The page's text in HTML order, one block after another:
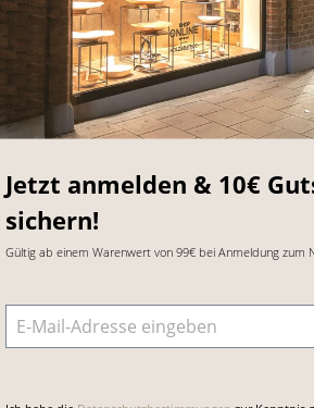
Jetzt anmelden & 10€
sichern!
Gültig ab einem Warenwert von 99€ bei Anmeldung zum
E-Mail-Adresse